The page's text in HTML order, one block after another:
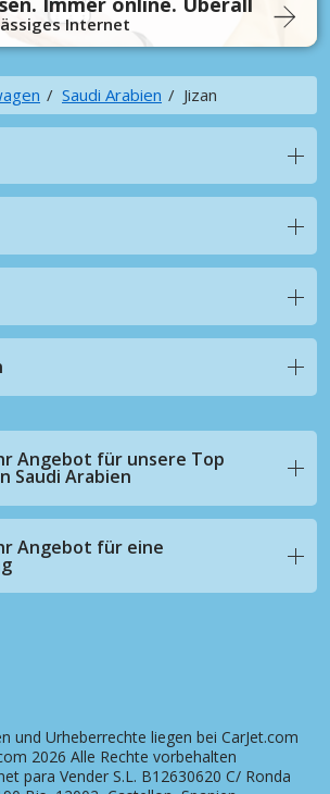
Internet
Saudi Arabien Jizan
Angebot für unsere Top
Saudi Arabien
Angebot für eine
und Urheberrechte liegen bei CarJet.com
2026 Alle Rechte vorbehalten
para Vender S.L. B12630620 C/ Ronda